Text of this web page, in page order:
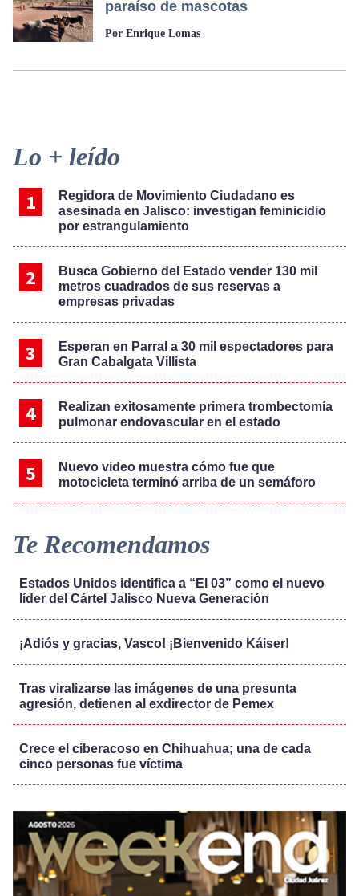
paraíso de mascotas
Por Enrique Lomas
Primary
Sidebar
Lo + leído
Regidora de Movimiento Ciudadano es
asesinada en Jalisco: investigan feminicidio
por estrangulamiento
Busca Gobierno del Estado vender 130 mil
metros cuadrados de sus reservas a
empresas privadas
Esperan en Parral a 30 mil espectadores para
Gran Cabalgata Villista
Realizan exitosamente primera trombectomía
pulmonar endovascular en el estado
Nuevo video muestra cómo fue que
motocicleta terminó arriba de un semáforo
Te Recomendamos
Estados Unidos identifica a “El 03” como el nuevo
líder del Cártel Jalisco Nueva Generación
¡Adiós y gracias, Vasco! ¡Bienvenido Káiser!
Tras viralizarse las imágenes de una presunta
agresión, detienen al exdirector de Pemex
Crece el ciberacoso en Chihuahua; una de cada
cinco personas fue víctima